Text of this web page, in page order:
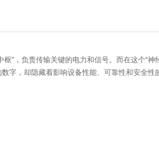
”，负责传输关键的电力和信号。而在这个“神
，却隐藏着影响设备性能、可靠性和安全性